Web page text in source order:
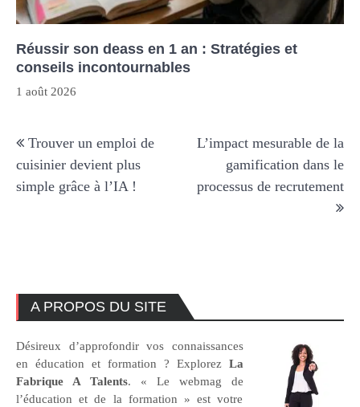
Réussir son deass en 1 an : Stratégies et
conseils incontournables
1 août 2026
de
l’article
Trouver un emploi de
cuisinier devient plus
simple grâce à l’IA !
L’impact mesurable de la
gamification dans le
processus de recrutement
A PROPOS DU SITE
Désireux d’approfondir vos connaissances
en éducation et formation ? Explorez La
Fabrique A Talents. « Le webmag de
l’éducation et de la formation » est votre